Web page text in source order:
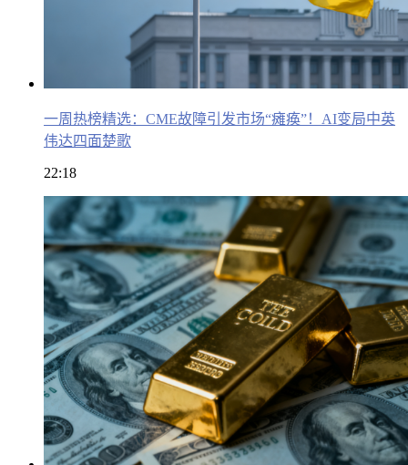
一周热榜精选：CME故障引发市场“瘫痪”！AI变局中英
伟达四面楚歌
22:18